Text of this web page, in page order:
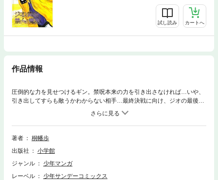
試し読み カートへ
作品情報
圧倒的な力を見せつけるギン。禁呪本来の力を引き出さなければ…いや、
引き出してすらも敵うかわからない相手…最終決戦に向け、ジオの最後の
著者
桐幡歩
出版社
小学館
ジャンル
少年マンガ
レーベル
少年サンデーコミックス